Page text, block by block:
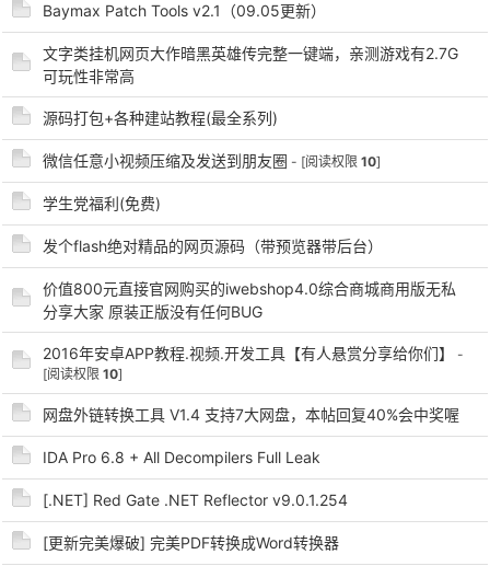
52
Baymax Patch Tools v2.1（09.05更新）
文字类挂机网页大作暗黑英雄传完整一键端，亲测游戏有2.7G
可玩性非常高
源码打包+各种建站教程(最全系列)
微信任意小视频压缩及发送到朋友圈 - [阅读权限 10]
学生党福利(免费)
发个flash绝对精品的网页源码（带预览器带后台）
价值800元直接官网购买的iwebshop4.0综合商城商用版无私
分享大家 原装正版没有任何BUG
2016年安卓APP教程.视频.开发工具【有人悬赏分享给你们】
-
[阅读权限 10]
网盘外链转换工具 V1.4 支持7大网盘，本帖回复40%会中奖喔
IDA Pro 6.8 + All Decompilers Full Leak
[.NET] Red Gate .NET Reflector v9.0.1.254
[更新完美爆破] 完美PDF转换成Word转换器